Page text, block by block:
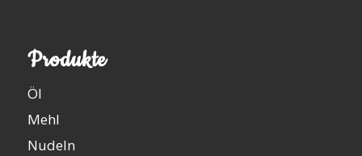
Produkte
Öl
Mehl
Nudeln